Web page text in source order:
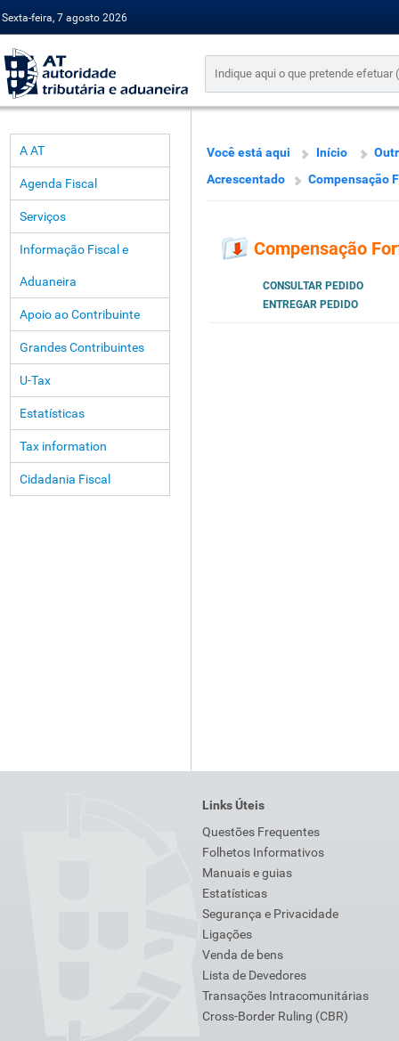
Sexta-feira, 7 agosto 2026
A AT
Agenda Fiscal
Serviços
Informação Fiscal e
Aduaneira
Apoio ao Contribuinte
Grandes Contribuintes
U-Tax
Estatísticas
Tax information
Cidadania Fiscal
Você está aqui Início
Acrescentado
Compensação
Compensação
CONSULTAR PEDIDO
ENTREGAR PEDIDO
Links Úteis
Questões Frequentes
Folhetos Informativos
Manuais e guias
Estatísticas
Segurança e Privacidade
Ligações
Venda de bens
Lista de Devedores
Transações Intracomunitárias
Cross-Border Ruling (CBR)